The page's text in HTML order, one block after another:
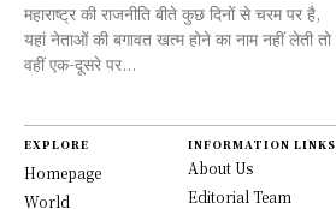
महाराष्ट्र की राजनीति बीते कुछ दिनों से चरम पर है,
यहां नेताओं की बगावत खत्म होने का नाम नहीं लेती तो
वहीं एक-दूसरे पर...
EXPLORE
Homepage
World
INFORMATION LINKS
About Us
Editorial Team